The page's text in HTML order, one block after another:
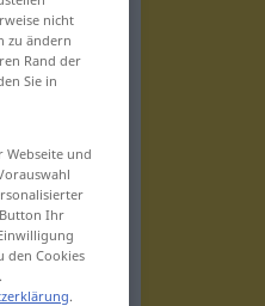
nicht
zu ändern
Rand der
Sie in
und
Ihr
den Cookies
.